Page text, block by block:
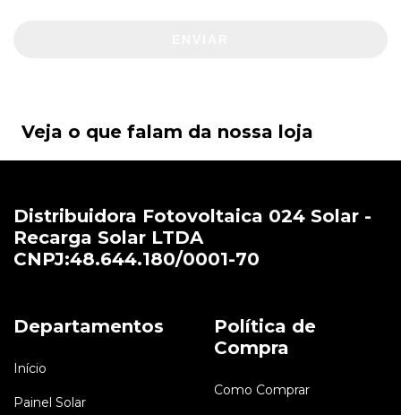
Veja o que falam da nossa loja
Distribuidora Fotovoltaica 024 Solar -
Recarga Solar LTDA
CNPJ:48.644.180/0001-70
Departamentos
Início
Painel Solar
Política de
Compra
Como Comprar